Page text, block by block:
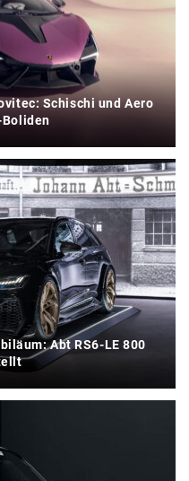
Schischi und Aero
Abt RS6-LE 800